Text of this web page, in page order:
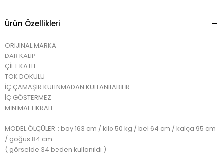
Ürün Özellikleri
ORIJINAL MARKA
DAR KALIP
ÇİFT KATLI
TOK DOKULU
İÇ ÇAMAŞIR KULLNMADAN KULLANILABİLİR
İÇ GÖSTERMEZ
MİNİMAL LİKRALI
MODEL ÖLÇÜLERİ : boy 163 cm / kilo 50 kg / bel 64 cm / kalça 95 cm
/ göğüs 84 cm
( görselde 34 beden kullanıldı )